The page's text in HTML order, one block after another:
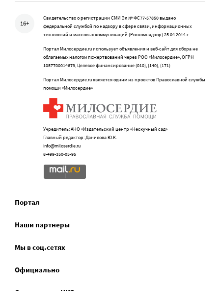
16+
Свидетельство о регистрации СМИ Эл № ФС77-57850 выдано
федеральной службой по надзору в сфере связи, информационных
технологий и массовых коммуникаций (Роскомнадзор) 25.04.2014 г.
Портал Милосердие.ru использует объявления и веб-сайт для сбора не
облагаемых налогом пожертвований через РОО «Милосердие», ОГРН
1057700014679, Целевое финансирование (010), (140), (171)
Портал Милосердие.ru является одним из проектов Православной службы
помощи «Милосердие»
Учредитель: АНО «Издательский центр «Нескучный сад»
Главный редактор: Данилова Ю.К.
info@miloserdie.ru
8-499-350-05-95
Портал
Наши партнеры
Мы в соц.сетях
Официально